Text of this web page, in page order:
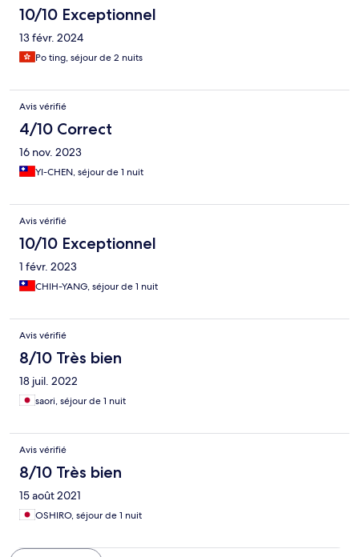
10/10 Exceptionnel
13 févr. 2024
Po ting, séjour de 2 nuits
Avis vérifié
4/10 Correct
16 nov. 2023
YI-CHEN, séjour de 1 nuit
Avis vérifié
10/10 Exceptionnel
1 févr. 2023
CHIH-YANG, séjour de 1 nuit
Avis vérifié
8/10 Très bien
18 juil. 2022
saori, séjour de 1 nuit
Avis vérifié
8/10 Très bien
15 août 2021
OSHIRO, séjour de 1 nuit